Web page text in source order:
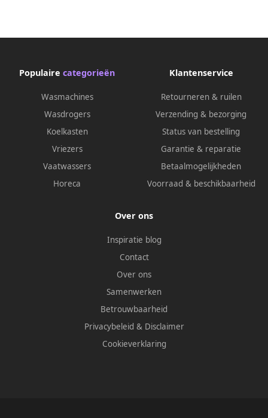
Populaire categorieën
Wasmachines
Wasdrogers
Koelkasten
Vriezers
Vaatwassers
Horeca
Klantenservice
Retourneren & ruilen
Verzending & bezorging
Status van bestelling
Garantie & reparatie
Betaalmogelijkheden
Voorraad & beschikbaarheid
Over ons
Inspiratie blog
Contact
Over ons
Samenwerken
Betrouwbaarheid
Privacybeleid & Disclaimer
Cookieverklaring